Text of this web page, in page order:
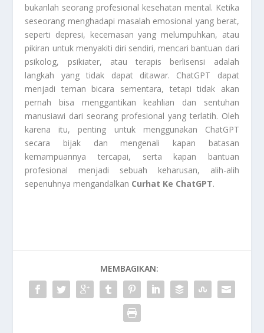
bukanlah seorang profesional kesehatan mental. Ketika
seseorang menghadapi masalah emosional yang berat,
seperti depresi, kecemasan yang melumpuhkan, atau
pikiran untuk menyakiti diri sendiri, mencari bantuan dari
psikolog, psikiater, atau terapis berlisensi adalah
langkah yang tidak dapat ditawar. ChatGPT dapat
menjadi teman bicara sementara, tetapi tidak akan
pernah bisa menggantikan keahlian dan sentuhan
manusiawi dari seorang profesional yang terlatih. Oleh
karena itu, penting untuk menggunakan ChatGPT
secara bijak dan mengenali kapan batasan
kemampuannya tercapai, serta kapan bantuan
profesional menjadi sebuah keharusan, alih-alih
sepenuhnya mengandalkan Curhat Ke ChatGPT.
MEMBAGIKAN: